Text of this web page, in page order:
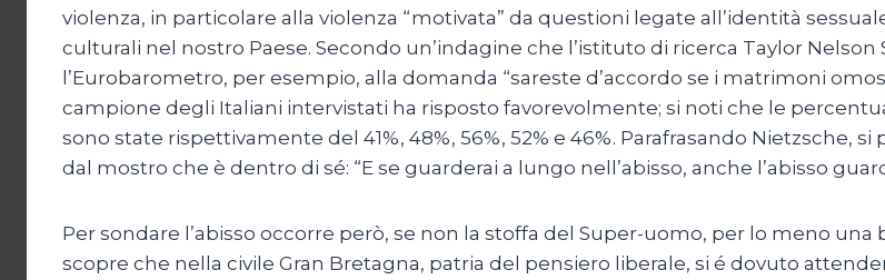
violenza, in particolare alla violenza “motivata” da questioni legate all’identità
culturali nel nostro Paese. Secondo un’indagine che l’istituto di ricerca Taylor
l’Eurobarometro, per esempio, alla domanda “sareste d’accordo se i matrimoni
campione degli Italiani intervistati ha risposto favorevolmente; si noti che le
sono state rispettivamente del 41%, 48%, 56%, 52% e 46%. Parafrasando
dal mostro che è dentro di sé: “E se guarderai a lungo nell’abisso, anche l’abisso
Per sondare l’abisso occorre però, se non la stoffa del Super-uomo, per lo meno
scopre che nella civile Gran Bretagna, patria del pensiero liberale, si é dovuto